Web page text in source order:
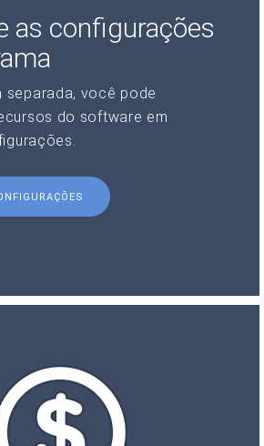
as configurações
separada, você pode
do software em